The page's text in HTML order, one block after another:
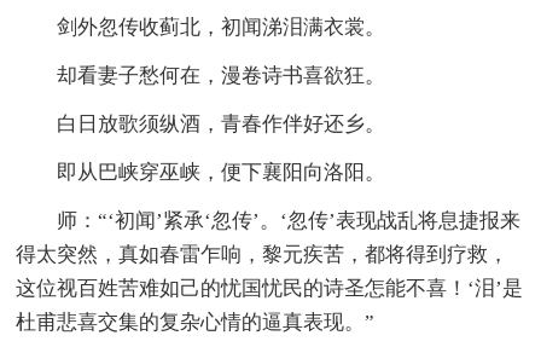
剑外忽传收蓟北，初闻涕泪满衣裳。
却看妻子愁何在，漫卷诗书喜欲狂。
白日放歌须纵酒，青春作伴好还乡。
即从巴峡穿巫峡，便下襄阳向洛阳。
师：“‘初闻’紧承‘忽传’。‘忽传’表现战乱将息捷报来
得太突然，真如春雷乍响，黎元疾苦，都将得到疗救，
这位视百姓苦难如己的忧国忧民的诗圣怎能不喜！‘泪’是
杜甫悲喜交集的复杂心情的逼真表现。”